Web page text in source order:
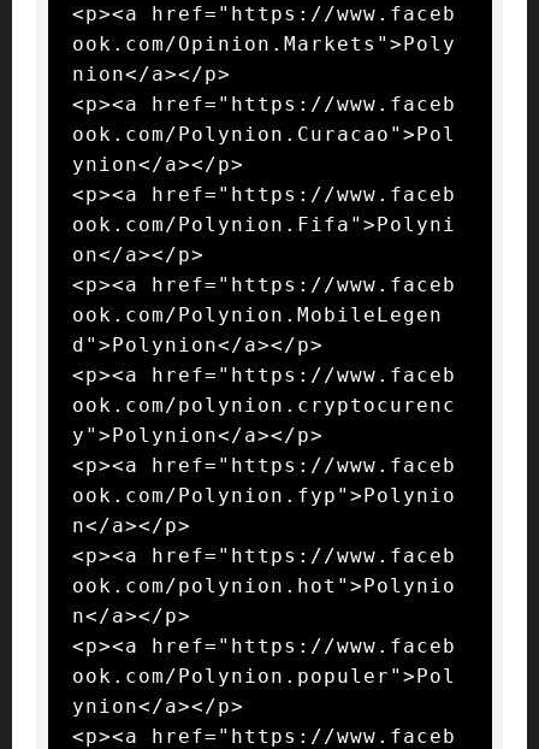
<p><a href="https://www.faceb
ook.com/Opinion.Markets">Poly
nion</a></p>
<p><a href="https://www.faceb
ook.com/Polynion.Curacao">Pol
ynion</a></p>
<p><a href="https://www.faceb
ook.com/Polynion.Fifa">Polyni
on</a></p>
<p><a href="https://www.faceb
ook.com/Polynion.MobileLegen
d">Polynion</a></p>
<p><a href="https://www.faceb
ook.com/polynion.cryptocurenc
y">Polynion</a></p>
<p><a href="https://www.faceb
ook.com/Polynion.fyp">Polynio
n</a></p>
<p><a href="https://www.faceb
ook.com/polynion.hot">Polynio
n</a></p>
<p><a href="https://www.faceb
ook.com/Polynion.populer">Pol
ynion</a></p>
<p><a href="https://www.faceb